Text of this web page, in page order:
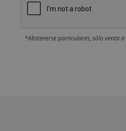
*Abstenerse particulares, sólo venta